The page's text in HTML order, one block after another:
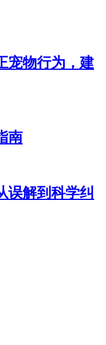
宠物行为，建
南
误解到科学纠